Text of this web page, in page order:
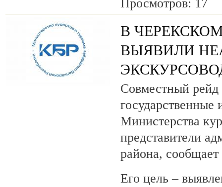
Просмотров: 17
В
ВЫЯВИЛИ
Совместный рейд
государственные
Министерства
представители
района,
Его цель –